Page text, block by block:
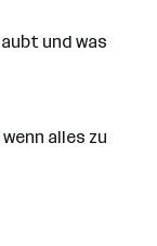
und was
alles zu